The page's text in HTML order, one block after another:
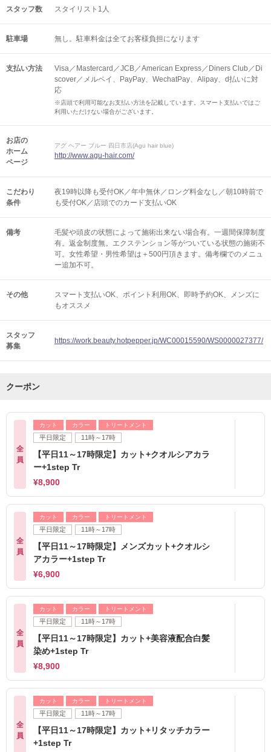
スタッフ数 スタイリスト1人
駐車場 無し。駐車料金は全てお客様負担になります
支払い方法
Visa／Mastercard／JCB／American Express／Diners Club／Di
scover／メルペイ、PayPay、WechatPay、Alipay、d払いに対
応
※店頭で利用可能なお支払い方法を記載しています。スマート支払いではご
利用いただけない場合がございます。
お店の
ホーム
ページ
アグ ヘアー ブルー 四日市店(Agu hair blue)
http://www.agu-hair.com/
こだわり
条件
夜19時以降も受付OK／年中無休／ロング料金なし／朝10時前で
も受付OK／店頭でのカード支払いOK
備考
毛髪や頭皮の状態によって施術出来ない場合有。一週間保障制度
有。返金制度無。エクステンション等がついている状態の施術不
可。女性希望・男性希望は＋500円頂きます。備考欄でのメニュ
ー追加不可。
その他 スマート支払いOK ポイント利用OK 即時予約OK
メンズに
もオススメ
スタッフ
募集
https://work.beauty.hotpepper.jp/WC00015590/WS0000027377/
クーポン
全
員
カット カラー トリートメント
平日限定 11時～17時
【平日11～17時限定】カット+クオルシアカラ
ー+1step Tr
¥8,900
全
員
カット カラー トリートメント
平日限定 11時～17時
【平日11～17時限定】メンズカット+クオルシ
アカラー+1step Tr
¥6,900
全
員
カット カラー トリートメント
平日限定 11時～17時
【平日11～17時限定】カット+美容液配合白髪
染め+1step Tr
¥8,900
全
員
カット カラー トリートメント
平日限定 11時～17時
【平日11～17時限定】カット+リタッチカラー
+1step Tr